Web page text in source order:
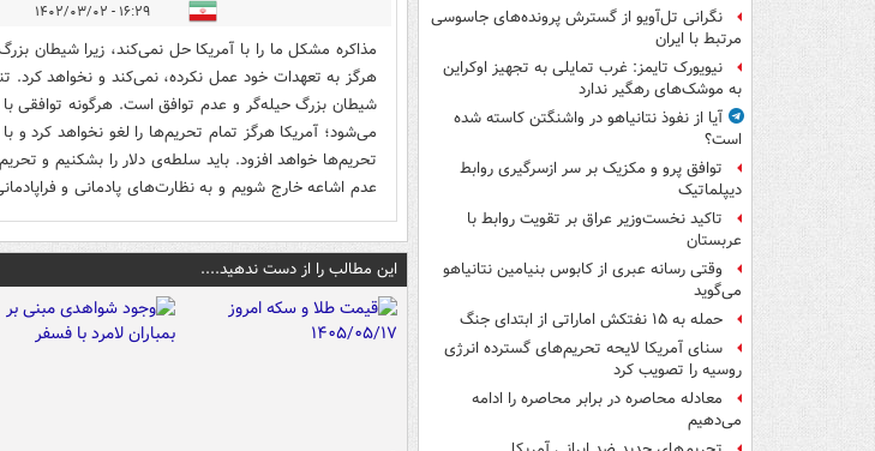
نگرانی تل‌آویو از گسترش پرونده‌های جاسوسی
مرتبط با ایران
نیویورک تایمز: غرب تمایلی به تجهیز اوکراین
به موشک‌های رهگیر ندارد
آیا از نفوذ نتانیاهو در واشنگتن کاسته شده
است؟
توافق پرو و مکزیک بر سر ازسرگیری روابط
دیپلماتیک
تاکید نخست‌وزیر عراق بر تقویت روابط با
عربستان
وقتی رسانه عبری از کابوس بنیامین نتانیاهو
می‌گوید
حمله به ۱۵ نفتکش‌ اماراتی از ابتدای جنگ
سنای آمریکا لایحه تحریم‌های گسترده انرژی
روسیه را تصویب کرد
معادله محاصره در برابر محاصره را ادامه
می‌دهیم
۱۶:۲۹ - ۱۴۰۲/۰۳/۰۲
مذاکره مشکل ما را با آمریکا حل نمی‌کند، زیرا شیطان
هرگز به تعهدات خود عمل نکرده، نمی‌کند و نخواهد کرد.
شیطان بزرگ حیله‌گر و عدم توافق است. هرگونه توافقی
می‌شود؛ آمریکا هرگز تمام تحریم‌ها را لغو نخواهد کرد و
تحریم‌ها خواهد افزود. باید سلطه‌ی دلار را بشکنیم و
عدم اشاعه خارج شویم و به نظارت‌های پادمانی و
این مطالب را از دست ندهید....